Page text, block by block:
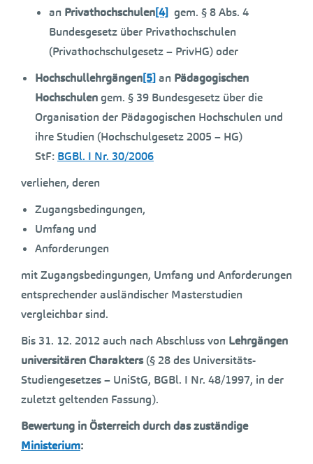
an Privathochschulen[4] gem. § 8 Abs. 4
Bundesgesetz über Privathochschulen
(Privathochschulgesetz – PrivHG) oder
Hochschullehrgängen[5]an Pädagogischen
Hochschulengem. § 39 Bundesgesetz über die
Organisation der Pädagogischen Hochschulen und
ihre Studien (Hochschulgesetz 2005 – HG)
StF: BGBl. I Nr. 30/2006
verliehen, deren
Zugangsbedingungen,
Umfang und
Anforderungen
mit Zugangsbedingungen, Umfang und Anforderungen
entsprechender ausländischer Masterstudien
vergleichbar sind.
Bis 31. 12. 2012 auch nach Abschluss von Lehrgängen
universitären Charakters(§ 28 des Universitäts-
Studiengesetzes – UniStG, BGBl. I Nr. 48/1997, in der
zuletzt geltenden Fassung).
Bewertung in Österreich durch das zuständige
Ministerium: